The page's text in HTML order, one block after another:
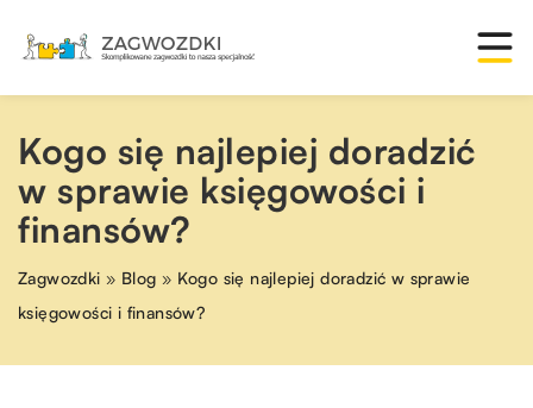
Kogo się najlepiej doradzić
w sprawie księgowości i
finansów?
Zagwozdki » Blog » Kogo się najlepiej doradzić w sprawie
księgowości i finansów?